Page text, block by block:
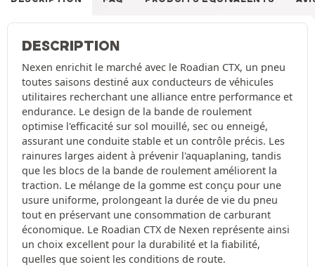
DESCRIPTION
Nexen enrichit le marché avec le Roadian CTX, un pneu
toutes saisons destiné aux conducteurs de véhicules
utilitaires recherchant une alliance entre performance et
endurance. Le design de la bande de roulement
optimise l'efficacité sur sol mouillé, sec ou enneigé,
assurant une conduite stable et un contrôle précis. Les
rainures larges aident à prévenir l'aquaplaning, tandis
que les blocs de la bande de roulement améliorent la
traction. Le mélange de la gomme est conçu pour une
usure uniforme, prolongeant la durée de vie du pneu
tout en préservant une consommation de carburant
économique. Le Roadian CTX de Nexen représente ainsi
un choix excellent pour la durabilité et la fiabilité,
quelles que soient les conditions de route.